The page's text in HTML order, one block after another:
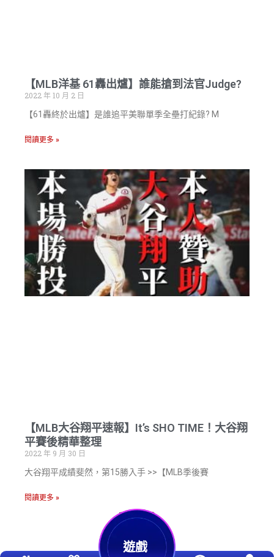
【MLB洋基 61轟出爐】誰能搶到法官Judge?
2022 年 10 月 2 日
【61轟終於出爐】是誰追平美聯單季全壘打紀錄? M
閱讀更多 »
【MLB大谷翔平速報】It’s SHO TIME！大谷翔
平賽後精華整理
2022 年 9 月 30 日
大谷翔平成績斐然，第15勝入手 >>【MLB季後賽
閱讀更多 »
1 2 3
遊戲